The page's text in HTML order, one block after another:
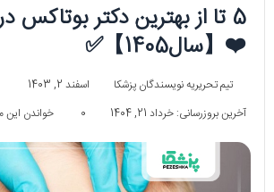
5 تا از بهترین دکتر
❤️【سال1405】✅
تیم تحریریه نویسندگان پزشکا
اسفند 2, 1403
آخرین بروزرسانی: خرداد 21, 1404
0 خواندن این